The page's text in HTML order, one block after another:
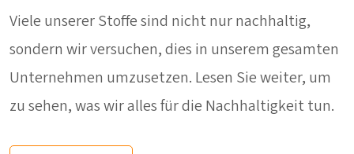
Viele unserer Stoffe sind nicht nur nachhaltig,
sondern wir versuchen, dies in unserem gesamten
Unternehmen umzusetzen. Lesen Sie weiter, um
zu sehen, was wir alles für die Nachhaltigkeit tun.